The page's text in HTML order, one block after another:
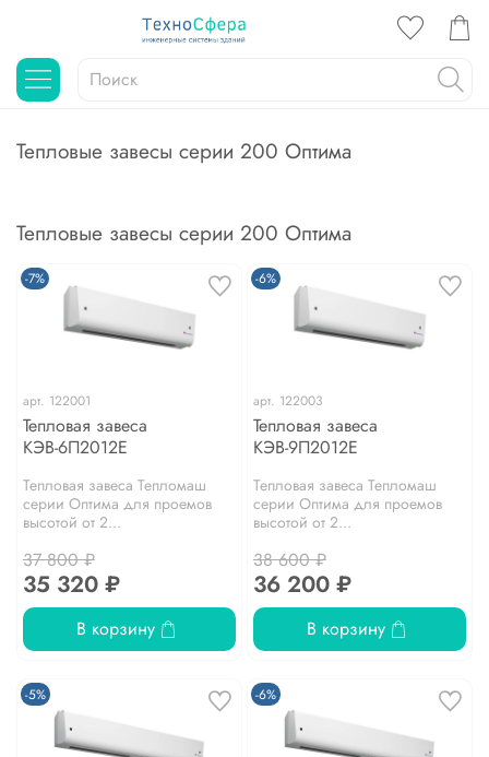
Тепловые завесы серии 200 Оптима
Тепловые завесы серии 200 Оптима
-7%
арт. 122001
Тепловая завеса
КЭВ-6П2012Е
Тепловая завеса Тепломаш
серии Оптима для проемов
высотой от 2...
37 800 ₽
35 320 ₽
В корзину
-6%
арт. 122003
Тепловая завеса
КЭВ-9П2012Е
Тепловая завеса Тепломаш
серии Оптима для проемов
высотой от 2...
38 600 ₽
36 200 ₽
В корзину
-5% -6%